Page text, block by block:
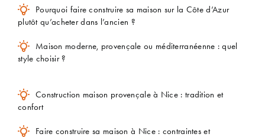
Pourquoi faire construire sa maison sur la Côte d’Azur
plutôt qu’acheter dans l’ancien ?
Maison moderne, provençale ou méditerranéenne : quel
style choisir ?
Construction maison provençale à Nice : tradition et
confort
Faire construire sa maison à Nice : contraintes et